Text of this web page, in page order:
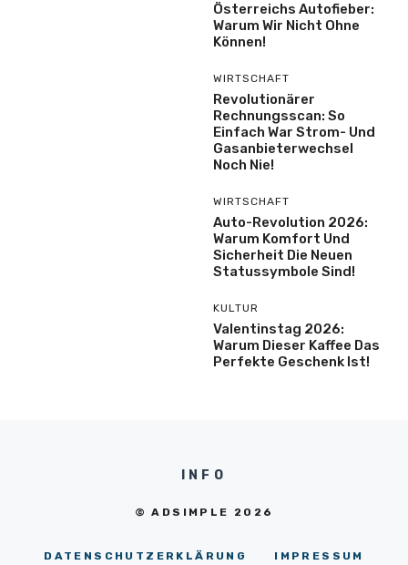
Österreichs Autofieber:
Warum Wir Nicht Ohne
Können!
WIRTSCHAFT
Revolutionärer
Rechnungsscan: So
Einfach War Strom- Und
Gasanbieterwechsel
Noch Nie!
WIRTSCHAFT
Auto-Revolution 2026:
Warum Komfort Und
Sicherheit Die Neuen
Statussymbole Sind!
KULTUR
Valentinstag 2026:
Warum Dieser Kaffee Das
Perfekte Geschenk Ist!
INFO
© ADSIMPLE 2026
DATENSCHUTZERKLÄRUNG IMPRESSUM